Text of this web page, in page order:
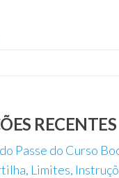
RECENTES
Passe do Curso
Limites,